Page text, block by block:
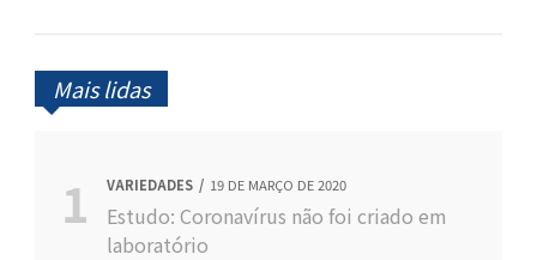
Mais lidas
VARIEDADES 19 DE MARÇO DE 2020
Estudo: Coronavírus não foi criado em
laboratório